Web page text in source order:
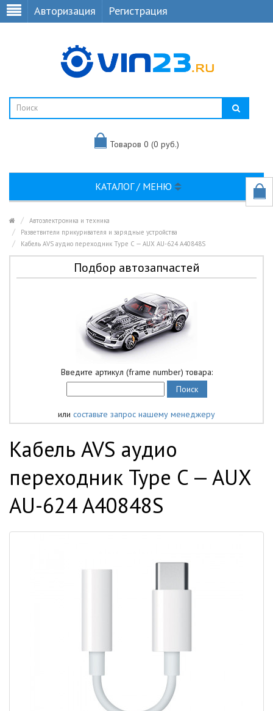
Авторизация Регистрация
Товаров 0 (0 руб.)
КАТАЛОГ / МЕНЮ
Автоэлектроника и техника
Разветвители прикуривателя и зарядные устройства
Кабель AVS аудио переходник Type C — AUX AU-624 A40848S
Подбор автозапчастей
Введите артикул (frame number) товара:
или составьте запрос нашему менеджеру
Кабель AVS аудио
переходник Type C — AUX
AU-624 A40848S